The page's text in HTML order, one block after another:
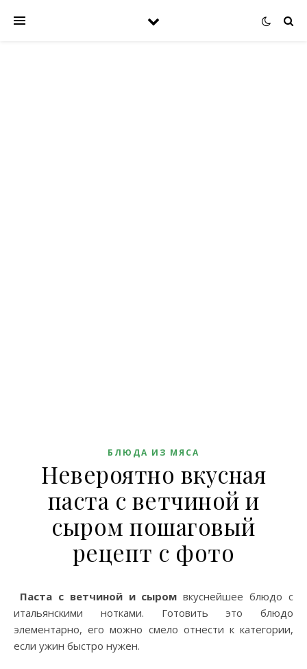
БЛЮДА ИЗ МЯСА
Невероятно вкусная
паста с ветчиной и
сыром пошаговый
рецепт с фото
Паста с ветчиной и сыром вкуснейшее блюдо с
итальянскими нотками. Готовить это блюдо
элементарно, его можно смело отнести к категории,
если ужин быстро нужен.